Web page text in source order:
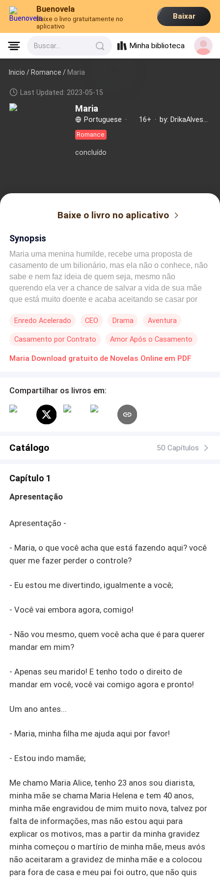
Buenovela
Baixe o livro gratuitamente no
aplicativo
Baixar
Buscar... Minha biblioteca
Inicio /Romance / Maria
Last Updated: 2023-05-15
Maria
Portuguese · 16+ ·
Romance
concluído
Baixe o livro no aplicativo
Synopsis
Maria uma menina humilde, recebe uma proposta de
casamento de um bilionário, mas ela não o conhece, não
sabe e nem faz ideia de quem seja, mesmo não
querendo ela ver a chance de salvar a vida de sua mãe
que está muito doente e acaba aceitando se casar por
acaba se apaixonando por seu marido que na verdade
exigência de seu pai.
Enredo Acelerado CEO Drama Aventura
Casamento por Contrato Amor Após o Casamento
Primeiro Amor
Maria Download gratuito de Novelas Online em PDF
Compartilhar os livros em:
Catálogo 50 Capítulos
Capítulo 1
Apresentação
Apresentação -
- Maria, o que você acha que está fazendo aqui? você
quer me fazer perder o controle?
- Eu estou me divertindo, igualmente a você;
- Você vai embora agora, comigo!
- Não vou mesmo, quem você acha que é para querer
mandar em mim?
- Apenas seu marido! E tenho todo o direito de
mandar em você, você vai comigo agora e pronto!
Um ano antes...
- Maria, minha filha me ajuda aqui por favor!
- Estou indo mamãe;
Me chamo Maria Alice, tenho 23 anos sou diarista,
minha mãe se chama Maria Helena e tem 40 anos,
minha mãe engravidou de mim muito nova, talvez por
falta de informações, mas não estou aqui para
explicar os motivos, mas a partir da minha gravidez
minha começou o martírio de minha mãe, meus avós
não aceitaram a gravidez de minha mãe e a colocou
para fora de casa e meu pai foi outro, que não quis